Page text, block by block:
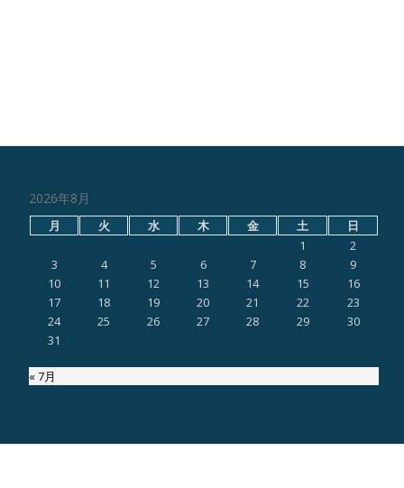
2026年8月
月 火 水 木 金 土
日
1
2
3
4 5 6 7 8
9
10
11 12 13 14 15
16
17
18 19 20 21 22
23
24
25 26 27 28 29
30
31
« 7月